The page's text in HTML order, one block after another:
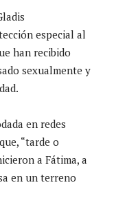
especial al
han recibido
sexualmente y
en redes
“tarde o
a Fátima, a
en un terreno